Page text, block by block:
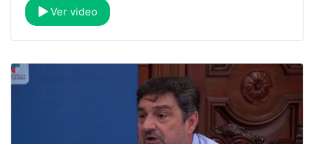
Ver video